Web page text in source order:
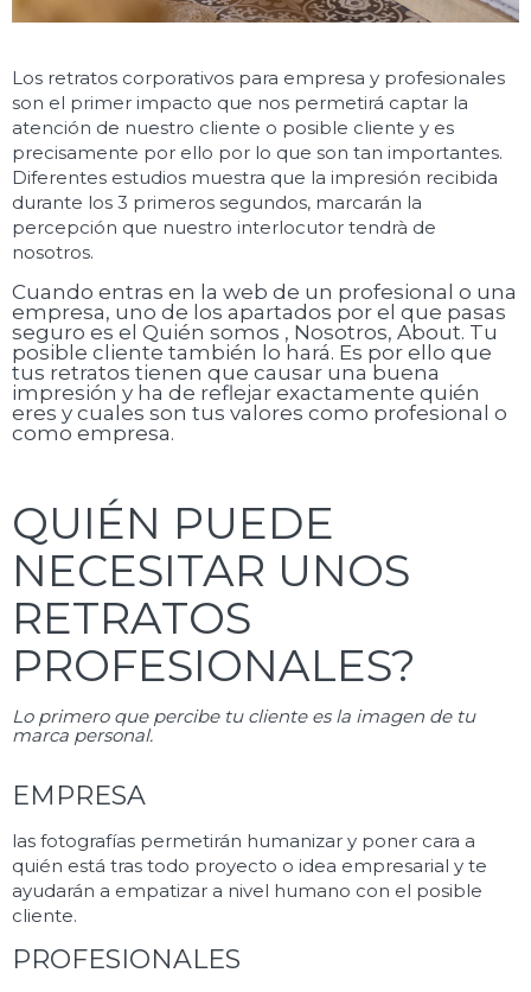
Los retratos corporativos para empresa y profesionales
son el primer impacto que nos permetirá captar la
atención de nuestro cliente o posible cliente y es
precisamente por ello por lo que son tan importantes.
Diferentes estudios muestra que la impresión recibida
durante los 3 primeros segundos, marcarán la
percepción que nuestro interlocutor tendrà de
nosotros.
Cuando entras en la web de un profesional o una
empresa, uno de los apartados por el que pasas
seguro es el Quién somos , Nosotros, About. Tu
posible cliente también lo hará. Es por ello que
tus retratos tienen que causar una buena
impresión y ha de reflejar exactamente quién
eres y cuales son tus valores como profesional o
como empresa.
QUIÉN PUEDE
NECESITAR UNOS
RETRATOS
PROFESIONALES?
Lo primero que percibe tu cliente es la imagen de tu
marca personal.
EMPRESA
las fotografías permetirán humanizar y poner cara a
quién está tras todo proyecto o idea empresarial y te
ayudarán a empatizar a nivel humano con el posible
cliente.
PROFESIONALES